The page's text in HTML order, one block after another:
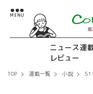
双
ニュース連
レビュー
TOP 連載一覧 小説 51